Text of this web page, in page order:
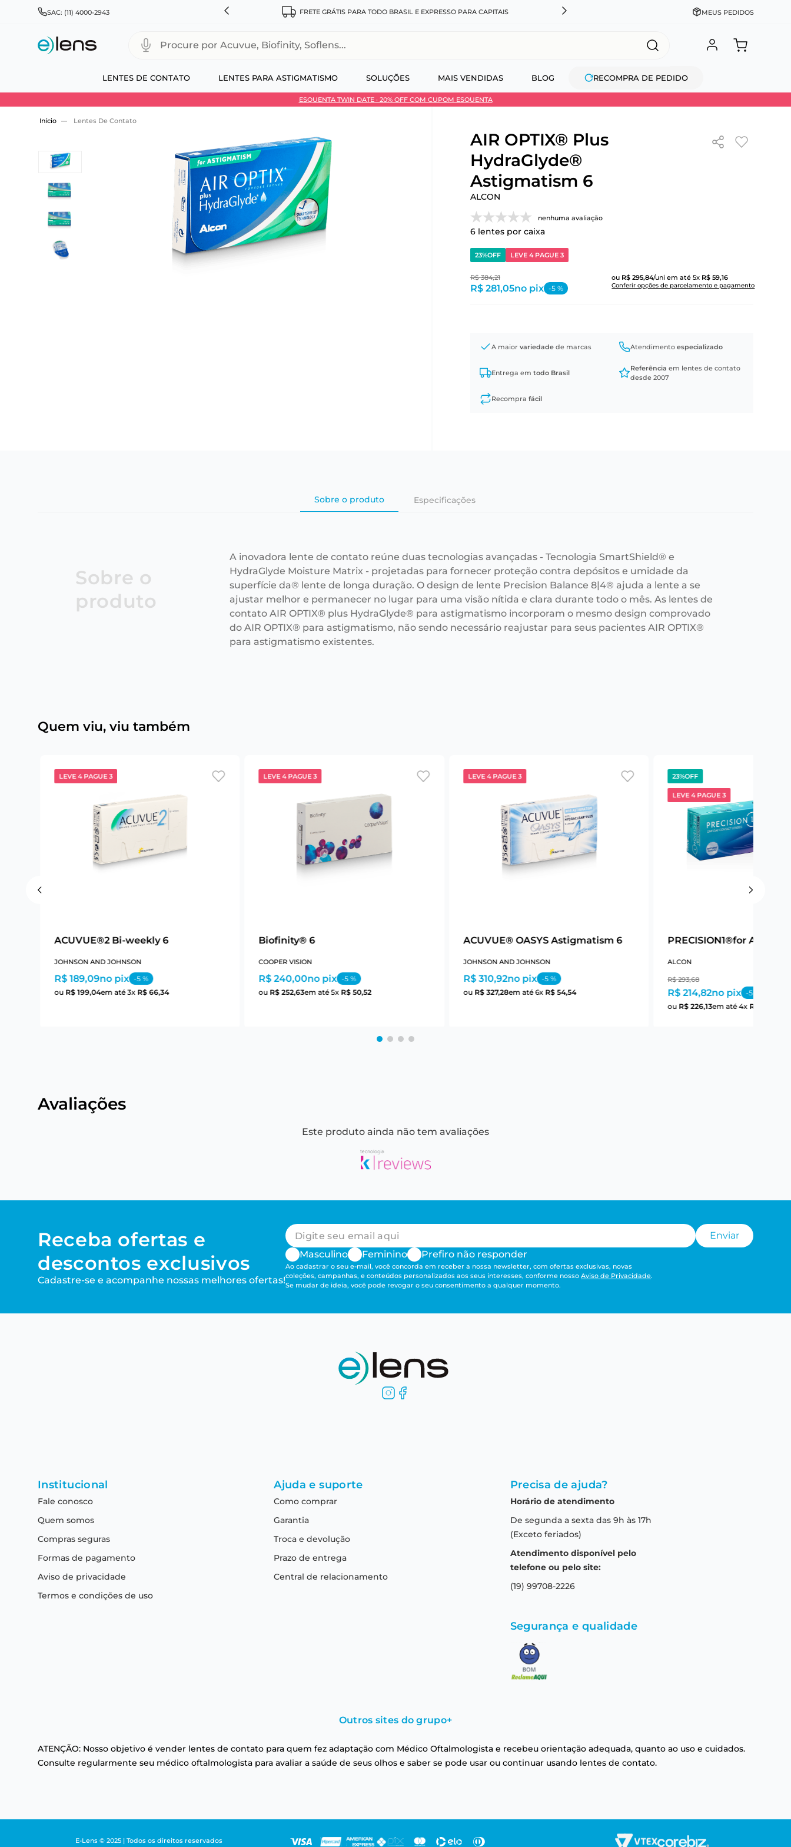
SAC: (11) 4000-2943
& JOHNSON, ALCON, BAUSCH+LOMB E COOPERVISION FRETE GRÁTIS PARA TODO BRASIL E EXPRESSO PARA CAPITAIS CADASTRE-SE GANHE 10% NA PRIMEIRA COMPRA +
MEUS PEDIDOS
LENTES DE CONTATO LENTES PARA ASTIGMATISMO SOLUÇÕES MAIS VENDIDAS BLOG RECOMPRA DE PEDIDO
Procure por Acuvue, Biofinity, Soflens...
ESQUENTA TWIN DATE · 20% OFF COM CUPOM ESQUENTA
Use 30HOJE e ganhe 30% OFF + economia extra no Pix
Lentes De Contato
AIR OPTIX® Plus
HydraGlyde®
Astigmatism 6
ALCON
nenhuma avaliação
6lentes por caixa
23%OFF LEVE 4 PAGUE 3
ou R$ 295,84/uni em até5x R$ 59,16
Conferir opções de parcelamento e pagamento
R$ 384,21
R$ 281,05no pix -5%
A maior variedadede marcas Atendimentoespecializado
Entrega em todo Brasil
Referência em lentes de contato
desde 2007
Recompra fácil
Sobre o produto Especificações
Sobre o
produto
A inovadora lente de contato reúne duas tecnologias avançadas - Tecnologia SmartShield® e
HydraGlyde Moisture Matrix - projetadas para fornecer proteção contra depósitos e umidade da
superfície da® lente de longa duração. O design de lente Precision Balance 8|4® ajuda a lente a se
ajustar melhor e permanecer no lugar para uma visão nítida e clara durante todo o mês. As lentes de
contato AIR OPTIX® plus HydraGlyde® para astigmatismo incorporam o mesmo design comprovado
do AIR OPTIX® para astigmatismo, não sendo necessário reajustar para seus pacientes AIR OPTIX®
para astigmatismo existentes.
Quem viu, viu também
LEVE 4 PAGUE 3
ACUVUE®2 Bi-weekly 6
JOHNSON AND JOHNSON
R$ 189,09no pix -5%
ou R$ 199,04em até3x R$ 66,34
LEVE 4 PAGUE 3
Biofinity® 6
COOPER VISION
R$ 240,00no pix -5 %
ou R$ 252,63em até5x R$ 50,52
LEVE 4 PAGUE 3
ACUVUE® OASYS Astigmatism 6
JOHNSON AND JOHNSON
R$ 310,92no pix -5%
ou R$ 327,28em até6x R$ 54,54
23%OFF
LEVE 4 PAGUE 3
PRECISION1®for
ALCON
R$ 293,68
R$ 214,82no pix -5
ou R$ 226,13em até4x R$
Avaliações
Este produto ainda não tem avaliações
Receba ofertas e
descontos exclusivos
Cadastre-se e acompanhe nossas melhores ofertas!
Enviar
Masculino
Feminino Prefiro não responder
Ao cadastrar o seu e-mail, você concorda em receber a nossa newsletter, com ofertas exclusivas, novas
coleções, campanhas, e conteúdos personalizados aos seus interesses, conforme nosso Aviso de Privacidade.
Se mudar de ideia, você pode revogar o seu consentimento a qualquer momento.
Institucional
Fale conosco
Quem somos
Compras seguras
Formas de pagamento
Aviso de privacidade
Termos e condições de uso
Ajuda e suporte
Como comprar
Garantia
Troca e devolução
Prazo de entrega
Central de relacionamento
Precisa de ajuda?
Horário de atendimento
De segunda a sexta das 9h às 17h
(Exceto feriados)
Atendimento disponível pelo
telefone ou pelo site:
(19) 99708-2226
Segurança e qualidade
Outros sites do grupo+
ATENÇÃO: Nosso objetivo é vender lentes de contato para quem fez adaptação com Médico Oftalmologista e recebeu orientação adequada, quanto ao uso e cuidados.
Consulte regularmente seu médico oftalmologista para avaliar a saúde de seus olhos e saber se pode usar ou continuar usando lentes de contato.
E-Lens © 2025 | Todos os direitos reservados